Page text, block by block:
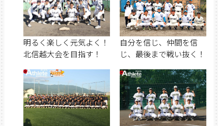
明るく楽しく元気よく！
北信越大会を目指す！
自分を信じ、仲間を信
じ、最後まで戦い抜く！